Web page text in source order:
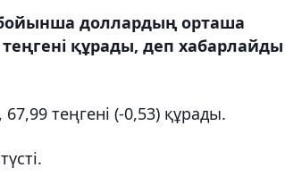
бойынша доллардың орташа
құрады, деп хабарлайды
теңгені (-0,53) құрады.